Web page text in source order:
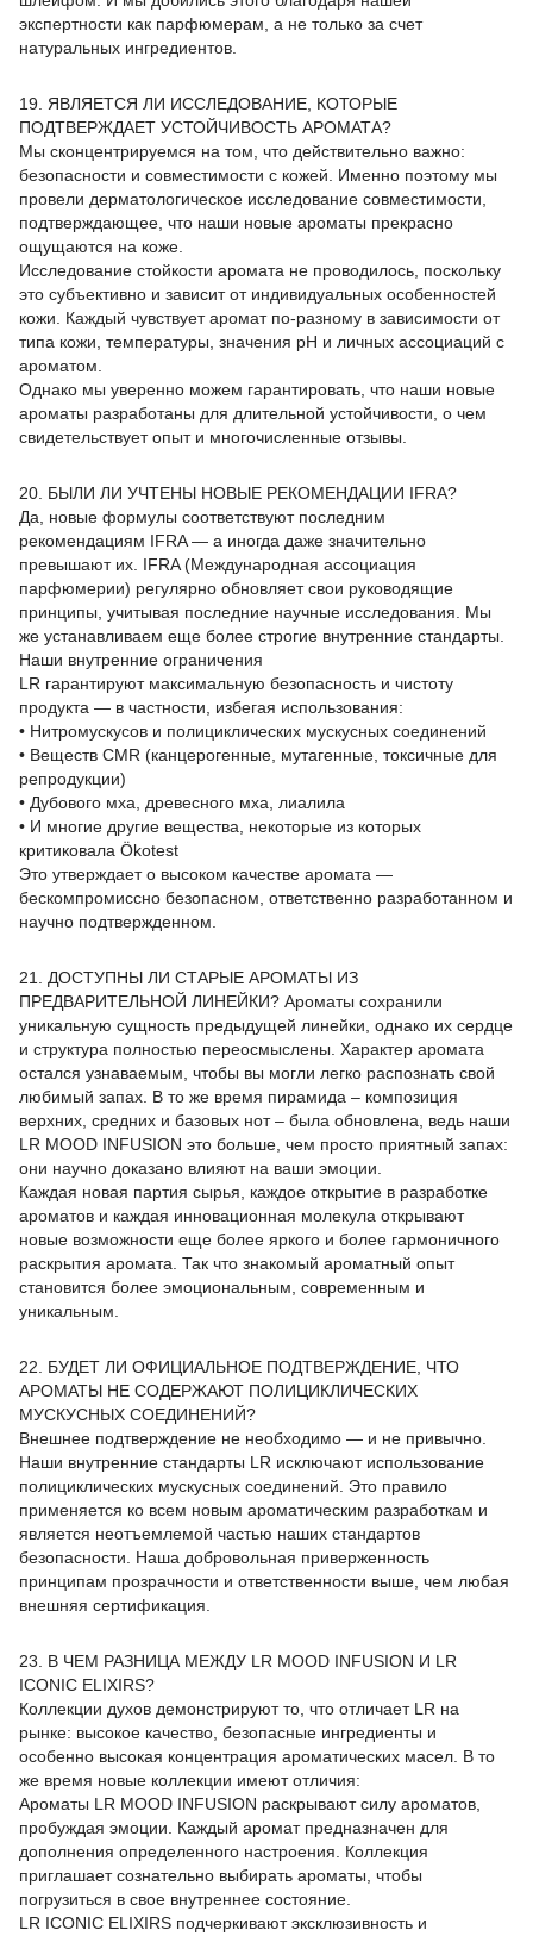
экспертности как парфюмерам, а не только за счет
натуральных ингредиентов.
19. ЯВЛЯЕТСЯ ЛИ ИССЛЕДОВАНИЕ, КОТОРЫЕ
ПОДТВЕРЖДАЕТ УСТОЙЧИВОСТЬ АРОМАТА?
Мы сконцентрируемся на том, что действительно важно:
безопасности и совместимости с кожей. Именно поэтому мы
провели дерматологическое исследование совместимости,
подтверждающее, что наши новые ароматы прекрасно
ощущаются на коже.
Исследование стойкости аромата не проводилось, поскольку
это субъективно и зависит от индивидуальных особенностей
кожи. Каждый чувствует аромат по-разному в зависимости от
типа кожи, температуры, значения pH и личных ассоциаций с
ароматом.
Однако мы уверенно можем гарантировать, что наши новые
ароматы разработаны для длительной устойчивости, о чем
свидетельствует опыт и многочисленные отзывы.
20. БЫЛИ ЛИ УЧТЕНЫ НОВЫЕ РЕКОМЕНДАЦИИ IFRA?
Да, новые формулы соответствуют последним
рекомендациям IFRA — а иногда даже значительно
превышают их. IFRA (Международная ассоциация
парфюмерии) регулярно обновляет свои руководящие
принципы, учитывая последние научные исследования. Мы
же устанавливаем еще более строгие внутренние стандарты.
Наши внутренние ограничения
LR гарантируют максимальную безопасность и чистоту
продукта — в частности, избегая использования:
• Нитромускусов и полициклических мускусных соединений
• Веществ CMR (канцерогенные, мутагенные, токсичные для
репродукции)
• Дубового мха, древесного мха, лиалила
• И многие другие вещества, некоторые из которых
критиковала Ökotest
Это утверждает о высоком качестве аромата —
бескомпромиссно безопасном, ответственно разработанном и
научно подтвержденном.
21. ДОСТУПНЫ ЛИ СТАРЫЕ АРОМАТЫ ИЗ
ПРЕДВАРИТЕЛЬНОЙ ЛИНЕЙКИ? Ароматы сохранили
уникальную сущность предыдущей линейки, однако их сердце
и структура полностью переосмыслены. Характер аромата
остался узнаваемым, чтобы вы могли легко распознать свой
любимый запах. В то же время пирамида – композиция
верхних, средних и базовых нот – была обновлена, ведь наши
LR MOOD INFUSION это больше, чем просто приятный запах:
они научно доказано влияют на ваши эмоции.
Каждая новая партия сырья, каждое открытие в разработке
ароматов и каждая инновационная молекула открывают
новые возможности еще более яркого и более гармоничного
раскрытия аромата. Так что знакомый ароматный опыт
становится более эмоциональным, современным и
уникальным.
22. БУДЕТ ЛИ ОФИЦИАЛЬНОЕ ПОДТВЕРЖДЕНИЕ, ЧТО
АРОМАТЫ НЕ СОДЕРЖАЮТ ПОЛИЦИКЛИЧЕСКИХ
МУСКУСНЫХ СОЕДИНЕНИЙ?
Внешнее подтверждение не необходимо — и не привычно.
Наши внутренние стандарты LR исключают использование
полициклических мускусных соединений. Это правило
применяется ко всем новым ароматическим разработкам и
является неотъемлемой частью наших стандартов
безопасности. Наша добровольная приверженность
принципам прозрачности и ответственности выше, чем любая
внешняя сертификация.
23. В ЧЕМ РАЗНИЦА МЕЖДУ LR MOOD INFUSION И LR
ICONIC ELIXIRS?
Коллекции духов демонстрируют то, что отличает LR на
рынке: высокое качество, безопасные ингредиенты и
особенно высокая концентрация ароматических масел. В то
же время новые коллекции имеют отличия:
Ароматы LR MOOD INFUSION раскрывают силу ароматов,
пробуждая эмоции. Каждый аромат предназначен для
дополнения определенного настроения. Коллекция
приглашает сознательно выбирать ароматы, чтобы
погрузиться в свое внутреннее состояние.
LR ICONIC ELIXIRS подчеркивают эксклюзивность и